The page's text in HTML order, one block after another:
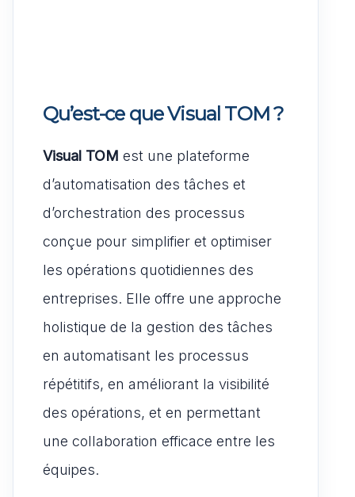
Qu’est-ce que Visual TOM ?
Visual TOM est une plateforme
d’automatisation des tâches et
d’orchestration des processus
conçue pour simplifier et optimiser
les opérations quotidiennes des
entreprises. Elle offre une approche
holistique de la gestion des tâches
en automatisant les processus
répétitifs, en améliorant la visibilité
des opérations, et en permettant
une collaboration efficace entre les
équipes.